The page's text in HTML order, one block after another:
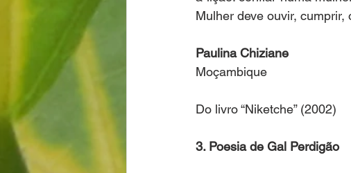
Mulher deve ouvir, cumprir,
Paulina Chiziane
Moçambique
Do livro “Niketche” (2002)
3. Poesia de Gal Perdigão